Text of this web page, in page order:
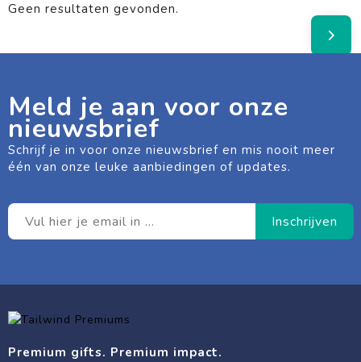
Geen resultaten gevonden.
Meld je aan voor onze
nieuwsbrief
Schrijf je in voor onze nieuwsbrief en mis nooit meer
één van onze leuke aanbiedingen of updates.
Premium gifts. Premium impact.